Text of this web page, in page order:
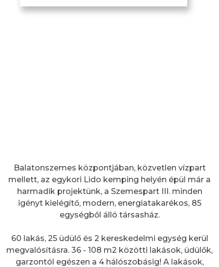
Balatonszemes központjában, közvetlen vízpart
mellett, az egykori Lido kemping helyén épül már a
harmadik projektünk, a Szemespart III. minden
igényt kielégítő, modern, energiatakarékos, 85
egységből álló társasház.
60 lakás, 25 üdülő és 2 kereskedelmi egység kerül
megvalósításra. 36 - 108 m2 közötti lakások, üdülők,
garzontól egészen a 4 hálószobásig! A lakások,